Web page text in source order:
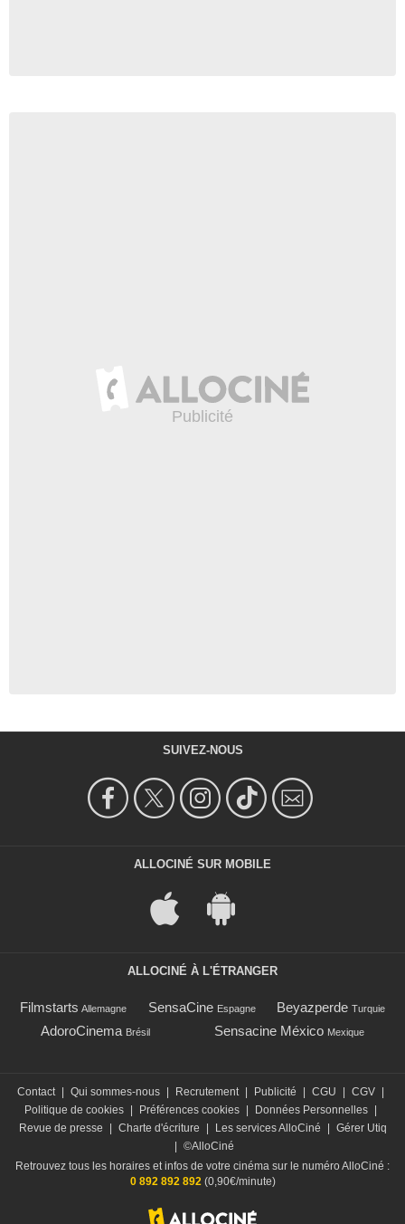
SUIVEZ-NOUS
ALLOCINÉ SUR MOBILE
ALLOCINÉ À L'ÉTRANGER
Filmstarts Allemagne SensaCine Espagne Beyazperde Turquie
AdoroCinema Brésil Sensacine México Mexique
Contact Qui sommes-nous Recrutement Publicité CGU CGV
Politique de cookies
Préférences cookies Données Personnelles
Revue de presse
Charte d'écriture Les services AlloCiné
Gérer Utiq
©AlloCiné
Retrouvez tous les horaires et infos de votre cinéma sur le numéro AlloCiné :
0 892 892 892(0,90€/minute)